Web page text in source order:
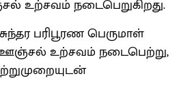
உற்சவம் நடைபெறுகிறது.
பரிபூரண பெருமாள்
ஊஞ்சல் உற்சவம் நடைபெற்று,